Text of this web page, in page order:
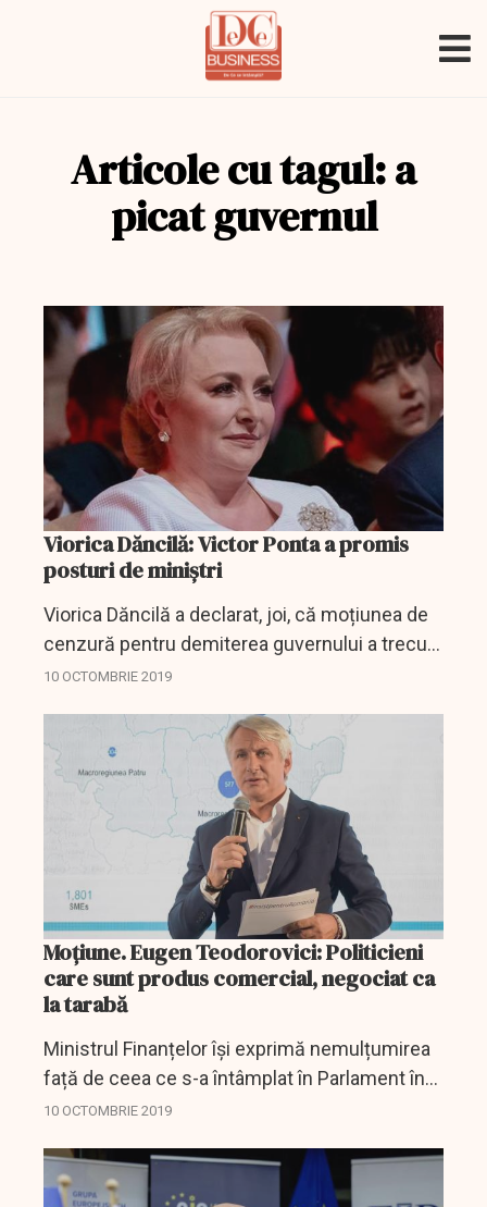
Articole cu tagul: a
picat guvernul
Viorica Dăncilă: Victor Ponta a promis
posturi de miniștri
Viorica Dăncilă a declarat, joi, că moțiunea de
cenzură pentru demiterea guvernului a trecut
în Parlament, pentru că PSD a fost trădat de
10 OCTOMBRIE 2019
Moțiune. Eugen Teodorovici: Politicieni
care sunt produs comercial, negociat ca
la tarabă
Ministrul Finanțelor își exprimă nemulțumirea
față de ceea ce s-a întâmplat în Parlament în
cuvinte dure pe care le adresează mai ales
10 OCTOMBRIE 2019